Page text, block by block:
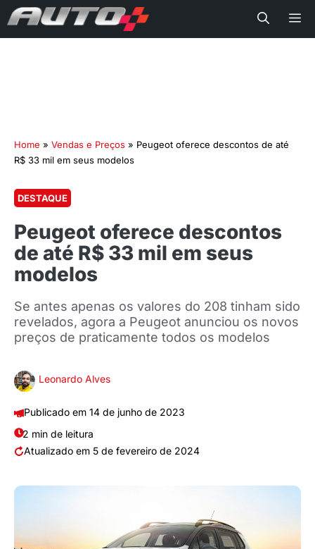
Home » Vendas e Preços » Peugeot oferece descontos de até
R$ 33 mil em seus modelos
DESTAQUE
Peugeot oferece descontos
de até R$ 33 mil em seus
modelos
Se antes apenas os valores do 208 tinham sido
revelados, agora a Peugeot anunciou os novos
preços de praticamente todos os modelos
Leonardo Alves
14 de junho de 2023
2 min de leitura
5 de fevereiro de 2024